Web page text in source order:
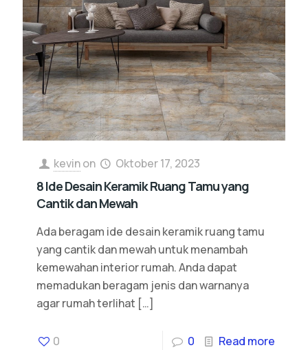
kevinon Oktober 17, 2023
8 Ide Desain Keramik Ruang Tamu yang
Cantik dan Mewah
Ada beragam ide desain keramik ruang tamu
yang cantik dan mewah untuk menambah
kemewahan interior rumah. Anda dapat
memadukan beragam jenis dan warnanya
agar rumah terlihat […]
0 0 Read more